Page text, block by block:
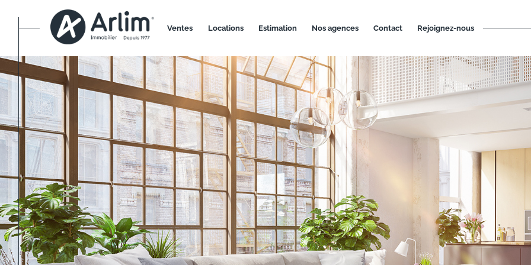
ventes locations estimation nos agences contact rejoignez-nous